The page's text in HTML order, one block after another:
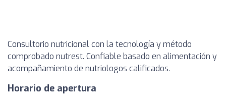
Consultorio nutricional con la tecnología y método
comprobado nutrest. Confiable basado en alimentación y
acompañamiento de nutriologos calificados.
Horario de apertura